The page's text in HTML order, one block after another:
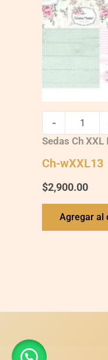
-
Sedas Ch
Ch-wXXL13
$2,900.00
Agregar al